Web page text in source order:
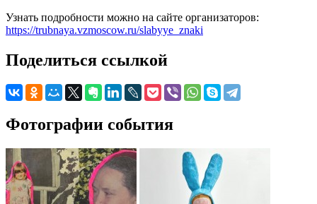
Узнать подробности можно на сайте организаторов:
https://trubnaya.vzmoscow.ru/slabyye_znaki
Поделиться ссылкой
Фотографии события